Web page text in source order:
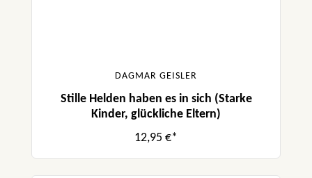
DAGMAR GEISLER
Stille Helden haben es in sich (Starke
Kinder, glückliche Eltern)
12,95 €*